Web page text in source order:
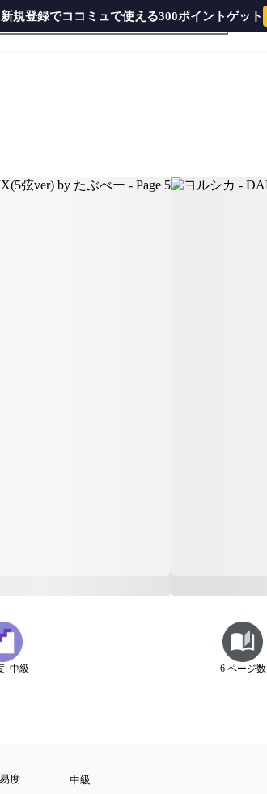
新規登録でココミュで使える300ポイントゲット
ぶべー
: 中級 6 ページ数
度
中級